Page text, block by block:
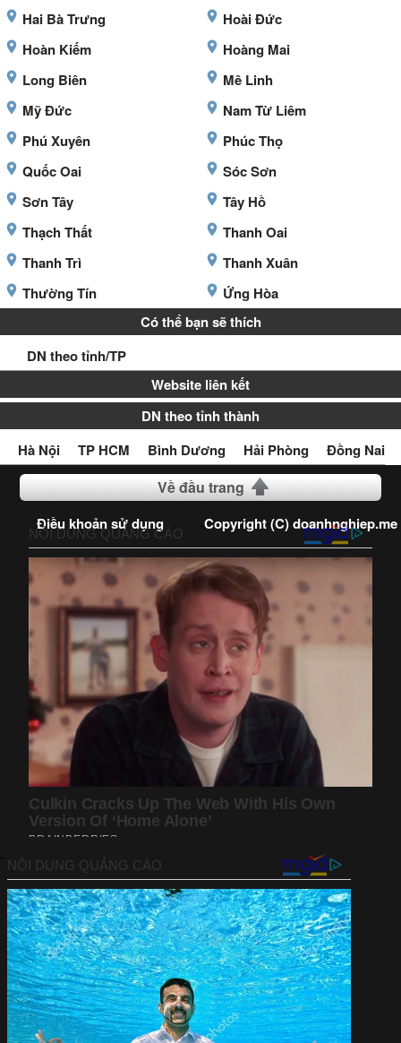
Hai Bà Trưng
Hoài Đức
Hoàn Kiếm
Hoàng Mai
Long Biên
Mê Linh
Mỹ Đức
Nam Từ Liêm
Phú Xuyên
Phúc Thọ
Quốc Oai
Sóc Sơn
Sơn Tây
Tây Hồ
Thạch Thất
Thanh Oai
Thanh Trì
Thanh Xuân
Thường Tín
Ứng Hòa
Có thể bạn sẽ thích
DN theo tỉnh/TP
Website liên kết
DN theo tỉnh thành
Hà Nội
TP HCM Bình Dương Hải Phòng Đồng Nai
Về đầu trang
Điều khoản sử dụng Copyright (C) doanhnghiep.me
2016